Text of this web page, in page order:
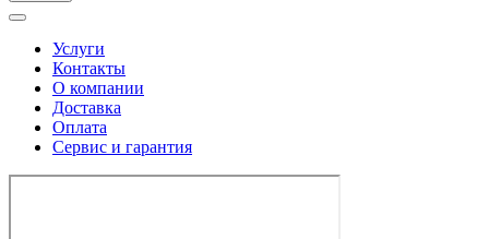
Услуги
Контакты
О компании
Доставка
Оплата
Сервис и гарантия